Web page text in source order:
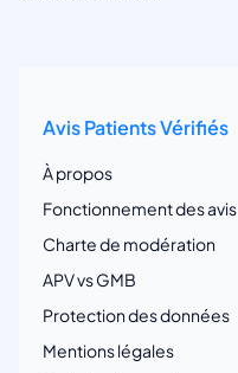
Avis Patients Vérifiés
À propos
Fonctionnement des avis
Charte de modération
APV vs GMB
Protection des données
Mentions légales